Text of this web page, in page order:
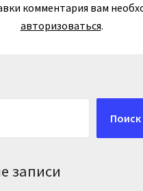
комментария вам
авторизоваться.
Поиск
записи